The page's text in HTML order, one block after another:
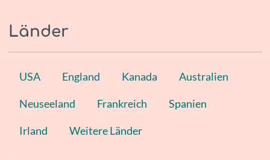
Länder
USA England Kanada Australien
Neuseeland Frankreich Spanien
Irland Weitere Länder